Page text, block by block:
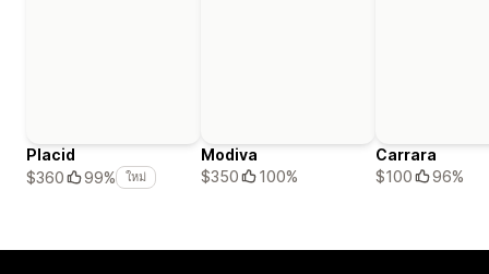
Placid
$360
99% ใหม่
Modiva
$350
100%
Carrara
$100
96%